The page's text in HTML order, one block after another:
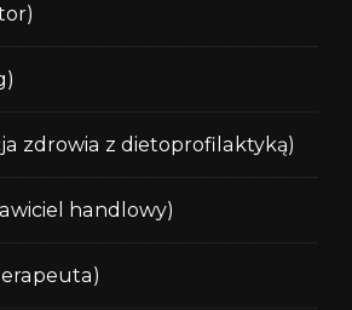
zdrowia z dietoprofilaktyką)
handlowy)